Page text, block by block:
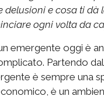
delusioni e cosa ti dà
ogni volta da
emergente oggi è
Partendo
è sempre una
è un